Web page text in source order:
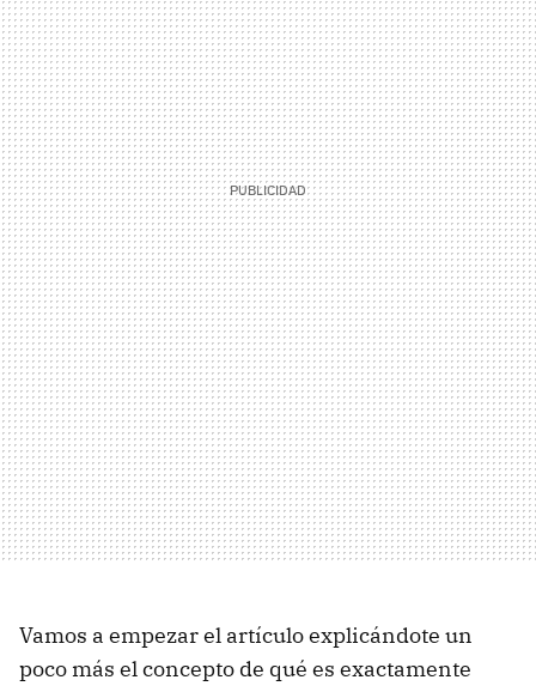
Vamos a empezar el artículo explicándote un
poco más el concepto de qué es exactamente